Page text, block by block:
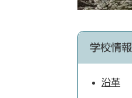
学校情報
沿革